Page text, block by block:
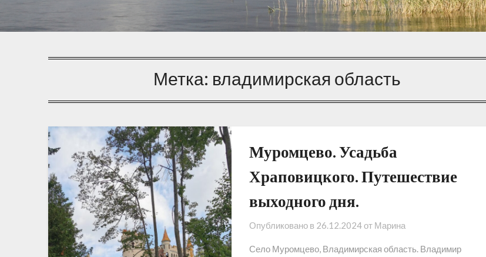
Метка: владимирская область
Муромцево. Усадьба
Храповицкого. Путешествие
выходного дня.
Опубликовано в 26.12.2024от Марина
Село Муромцево, Владимирская область. Владимир